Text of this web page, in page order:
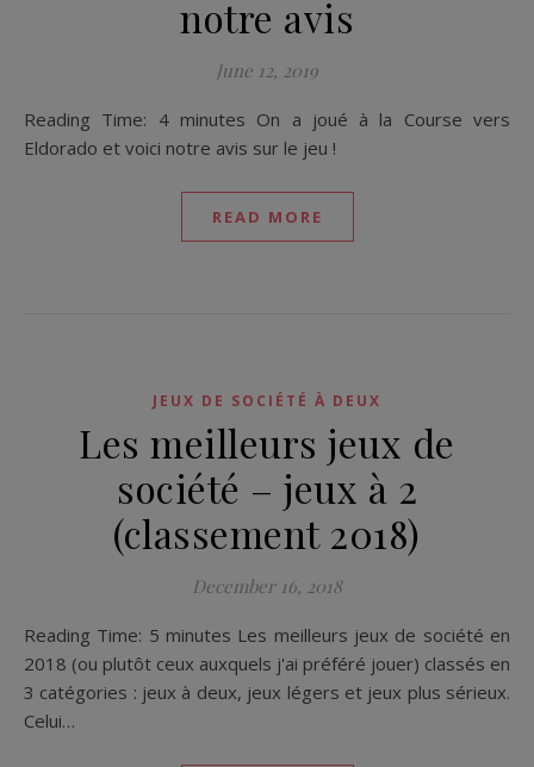
notre avis
June 12, 2019
Reading Time: 4 minutes On a joué à la Course vers
Eldorado et voici notre avis sur le jeu !
READ MORE
JEUX DE SOCIÉTÉ À DEUX
Les meilleurs jeux de
société – jeux à 2
(classement 2018)
December 16, 2018
Reading Time: 5 minutes Les meilleurs jeux de société en
2018 (ou plutôt ceux auxquels j'ai préféré jouer) classés en
3 catégories : jeux à deux, jeux légers et jeux plus sérieux.
Celui…